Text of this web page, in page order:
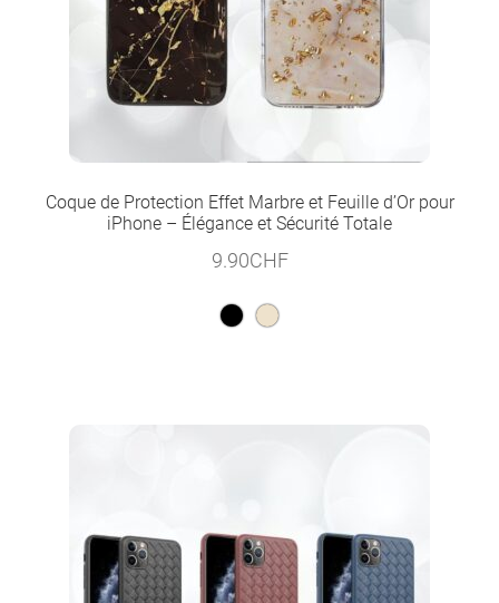
Coque de Protection Effet Marbre et Feuille d’Or pour
iPhone – Élégance et Sécurité Totale
9.90CHF